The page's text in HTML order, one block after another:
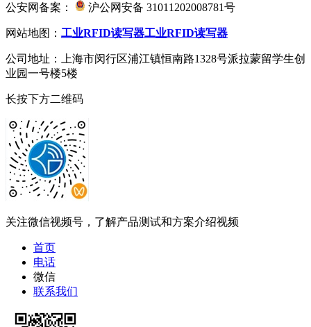
公安网备案： 沪公网安备 31011202008781号
网站地图： 工业RFID读写器工业RFID读写器
公司地址：上海市闵行区浦江镇恒南路1328号派拉蒙留学生创
业园一号楼5楼
长按下方二维码
关注微信视频号，了解产品测试和方案介绍视频
首页
电话
微信
联系我们